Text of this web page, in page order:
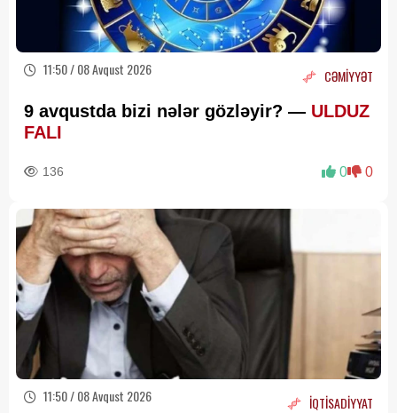
11:50 / 08 Avqust 2026 CƏMİYYƏT
9 avqustda bizi nələr gözləyir? — ULDUZ
FALI
136 0 0
11:50 / 08 Avqust 2026 İQTİSADİYYAT